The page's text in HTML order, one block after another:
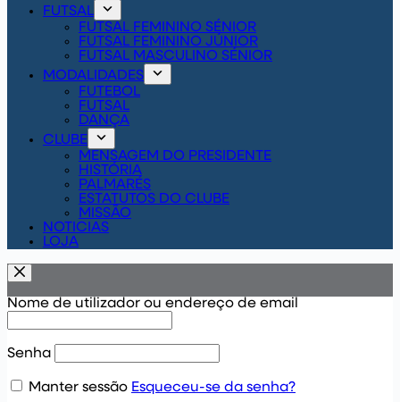
FUTSAL
FUTSAL FEMININO SÉNIOR
FUTSAL FEMININO JÚNIOR
FUTSAL MASCULINO SÉNIOR
MODALIDADES
FUTEBOL
FUTSAL
DANÇA
CLUBE
MENSAGEM DO PRESIDENTE
HISTÓRIA
PALMARÉS
ESTATUTOS DO CLUBE
MISSÃO
NOTICIAS
LOJA
Nome de utilizador ou endereço de email
Senha
Manter sessão Esqueceu-se da senha?